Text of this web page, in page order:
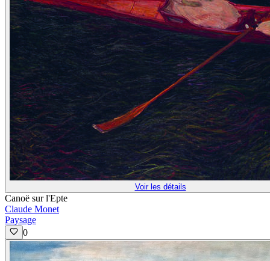
Voir les détails
Canoë sur l'Epte
Claude Monet
Paysage
0